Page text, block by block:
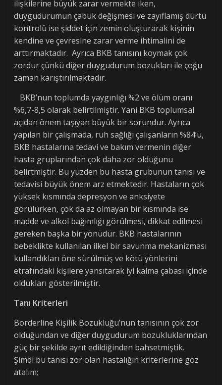
ilişkilerine büyük zarar vermekte iken,
duygudurumun çabuk değişmesi ve zayıflamış dürtü
kontrolü ise şiddet için zemin oluşturarak kişinin
kendine ve çevresine zarar verme ihtimalini de
arttırmaktadır. Ayrıca BKB tanısını koymak çok
zordur çünkü diğer duygudurum bozukları ile çoğu
zaman karıştırılmaktadır.
BKB’nun toplumda yaygınlığı %2 ve ölüm oranı
%6,7-8,5 olarak belirtilmiştir. Yani BKB toplumsal
açıdan önem taşıyan büyük bir sorundur. Ayrıca
yapılan bir çalışmada, ruh sağlığı çalışanların %84’ü,
BKB hastalarına tedavi ve bakım vermenin diğer
hasta gruplarından çok daha zor olduğunu
belirtmiştir. Bu yüzden bu hasta grubunun tanısı ve
tedavisi büyük önem arz etmektedir. Hastaların çok
yüksek kısmında depresyon ve anksiyete
görülürken, çok da az olmayan bir kısmında ise
madde ve alkol bağımlığı görülmesi, dikkat edilmesi
gereken başka bir yönüdür. BKB hastalarının
bebeklikte kullanılan ilkel bir savunma mekanizması
kullandıkları öne sürülmüş ve kötü yönlerini
etrafındaki kişilere yansıtarak iyi kalma çabası içinde
oldukları gösterilmiştir.
Tanı Kriterleri
Borderline Kişilik Bozukluğu’nun tanısının çok zor
olduğundan ve diğer duygudurum bozukluklarından
güç bir şekilde ayrıt edildiğinden bahsetmiştik.
Şimdi bu tanısı zor olan hastalığın kriterlerine göz
atalım;